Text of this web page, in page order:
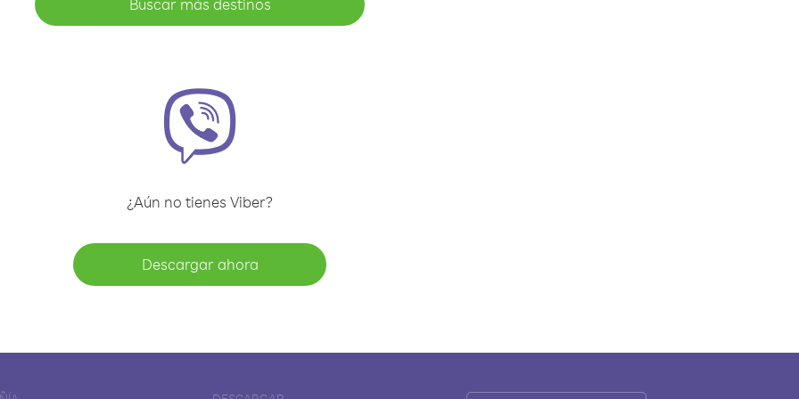
Buscar más destinos
¿Aún no tienes Viber?
Descargar ahora